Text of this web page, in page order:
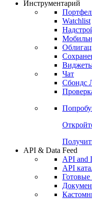
Инструментарий
Watchlist
Чат
Сбондс
API & Data Feed
API and
API
Готовые